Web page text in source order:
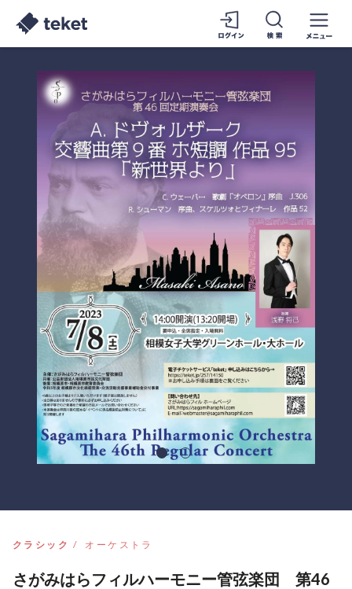
クラシック オーケストラ
さがみはらフィルハーモニー管弦楽団 第46